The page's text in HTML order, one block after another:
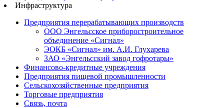
Инфраструктура
Предприятия перерабатывающих производств
ООО Энгельсское приборостроительное
объединение «Сигнал»
ЭОКБ «Сигнал» им. А.И. Глухарева
ЗАО «Энгельсский завод гофротары»
Финансово-кредитные учреждения
Предприятия пищевой промышленности
Сельскохозяйственные предприятия
Торговые предприятия
Связь, почта